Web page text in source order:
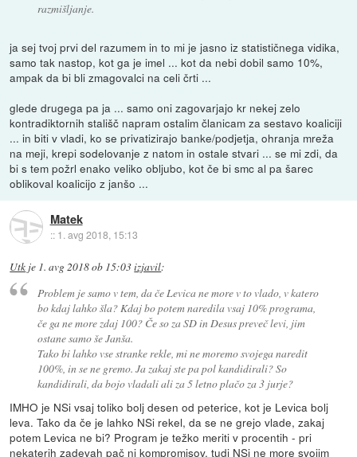
razmišljanje.
ja sej tvoj prvi del razumem in to mi je jasno iz statističnega vidika,
samo tak nastop, kot ga je imel ... kot da nebi dobil samo 10%,
ampak da bi bli zmagovalci na celi črti ...
glede drugega pa ja ... samo oni zagovarjajo kr nekej zelo
kontradiktornih stališč napram ostalim članicam za sestavo koaliciji
... in biti v vladi, ko se privatizirajo banke/podjetja, ohranja mreža
na meji, krepi sodelovanje z natom in ostale stvari ... se mi zdi, da
bi s tem požrl enako veliko obljubo, kot če bi smc al pa šarec
oblikoval koalicijo z janšo ...
Matek
:: 1. avg 2018, 15:13
Utk je 1. avg 2018 ob 15:03izjavil:
Problem je samo v tem, da če Levica ne more v to vlado, v katero
bo kdaj lahko šla? Kdaj bo potem naredila vsaj 10% programa,
če ga ne more zdaj 100? Če so za SD in Desus preveč levi, jim
ostane samo še Janša.
Tako bi lahko vse stranke rekle, mi ne moremo svojega naredit
100%, in se ne gremo. Ja zakaj ste pa pol kandidirali? So
kandidirali, da bojo vladali ali za 5 letno plačo za 3 jurje?
IMHO je NSi vsaj toliko bolj desen od peterice, kot je Levica bolj
leva. Tako da če je lahko NSi rekel, da se ne grejo vlade, zakaj
potem Levica ne bi? Program je težko meriti v procentih - pri
nekaterih zadevah pač ni kompromisov, tudi NSi ne more svojim